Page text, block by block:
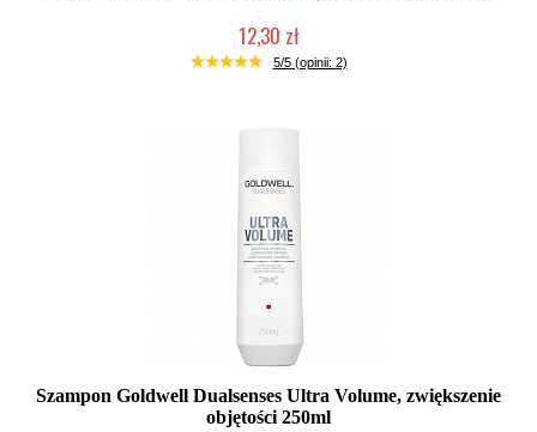
12,30 zł
Produkt wycofany
5/5 (opinii: 2)
Szampon Goldwell Dualsenses Ultra Volume, zwiększenie
objętości 250ml